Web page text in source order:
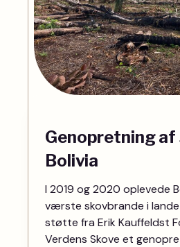
Genopretning af
Bolivia
I 2019 og 2020 oplevede
værste skovbrande i
støtte fra Erik Kauffeldst
Verdens Skove et